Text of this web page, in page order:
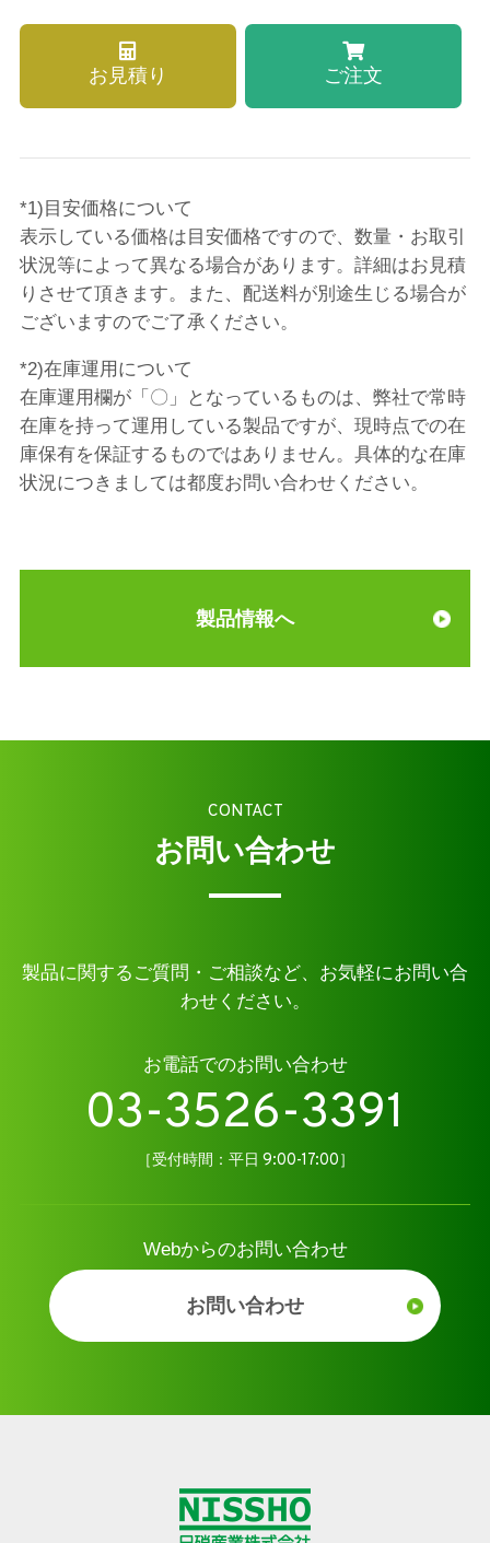
お見積り ご注文
*1)目安価格について
表示している価格は目安価格ですので、数量・お取引
状況等によって異なる場合があります。詳細はお見積
りさせて頂きます。また、配送料が別途生じる場合が
ございますのでご了承ください。
*2)在庫運用について
在庫運用欄が「〇」となっているものは、弊社で常時
在庫を持って運用している製品ですが、現時点での在
庫保有を保証するものではありません。具体的な在庫
状況につきましては都度お問い合わせください。
製品情報へ
CONTACT
お問い合わせ
製品に関するご質問・ご相談など、お気軽にお問い合
わせください。
お電話でのお問い合わせ
03-3526-3391
［受付時間：平日 9:00-17:00］
Webからのお問い合わせ
お問い合わせ